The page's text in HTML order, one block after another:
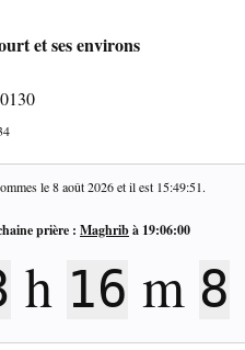
et ses environs
le8 août 2026et il est 15:49:52.
prière : Maghribà 19:06:00
h 16 m 7